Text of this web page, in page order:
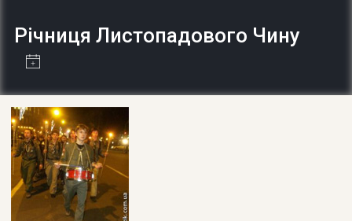
ПУБЛІКАЦІЇ
ДОВІДКА
Річниця Листопадового Чину